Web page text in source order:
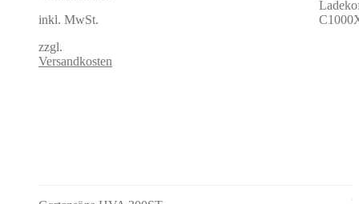
549,00 €
inkl. MwSt.
zzgl.
Versandkosten